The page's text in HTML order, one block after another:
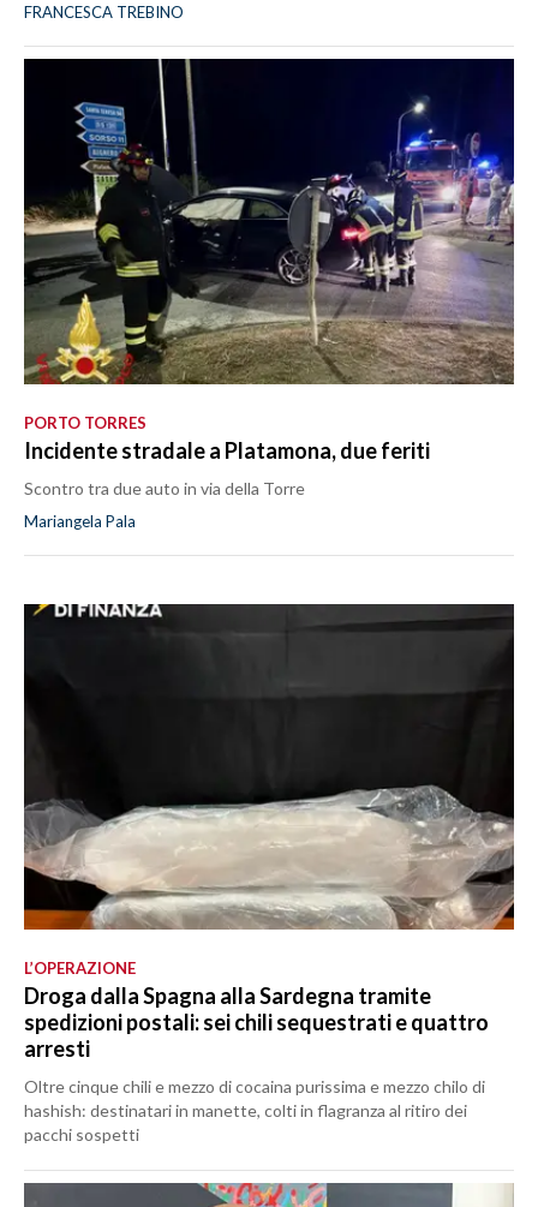
FRANCESCA TREBINO
PORTO TORRES
Incidente stradale a Platamona, due feriti
Scontro tra due auto in via della Torre
Mariangela Pala
L’OPERAZIONE
Droga dalla Spagna alla Sardegna tramite
spedizioni postali: sei chili sequestrati e quattro
arresti
Oltre cinque chili e mezzo di cocaina purissima e mezzo chilo di
hashish: destinatari in manette, colti in flagranza al ritiro dei
pacchi sospetti